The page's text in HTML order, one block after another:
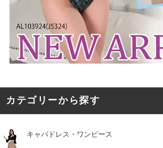
カテゴリーから探す
キャバドレス・ワンピース